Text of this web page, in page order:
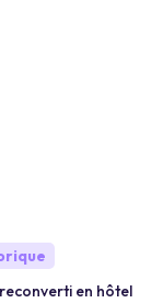
en hôtel